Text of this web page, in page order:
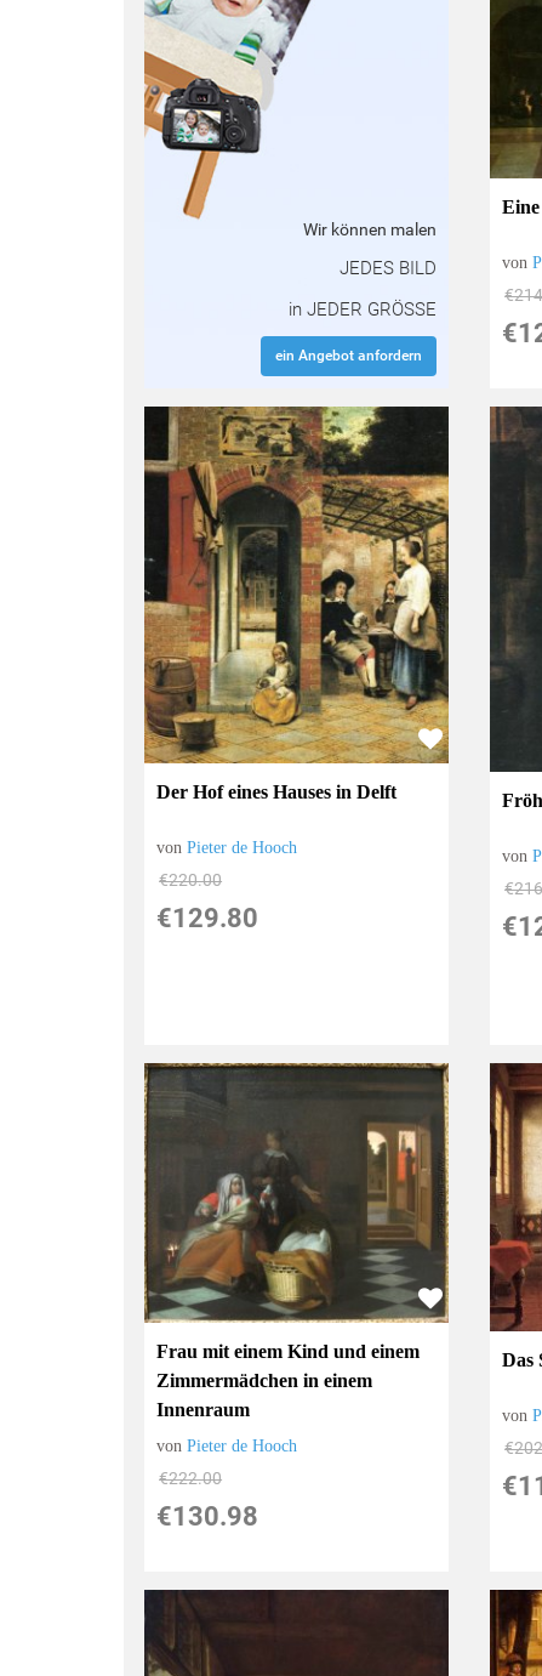
Wir können malen
JEDES BILD
in JEDER GRÖSSE
ein Angebot anfordern
von
Der Hof eines Hauses in Delft
vonPieter de Hooch
€220.00
€129.80
von
Frau mit einem Kind und einem
Zimmermädchen in einem
Innenraum
vonPieter de Hooch
€222.00
€130.98
Das
von